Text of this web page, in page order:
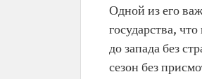
Одной из его
государства,
до запада без
сезон без